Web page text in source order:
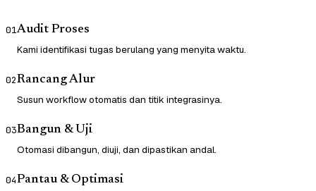
01Audit Proses
Kami identifikasi tugas berulang yang menyita waktu.
02Rancang Alur
Susun workflow otomatis dan titik integrasinya.
03Bangun & Uji
Otomasi dibangun, diuji, dan dipastikan andal.
04Pantau & Optimasi